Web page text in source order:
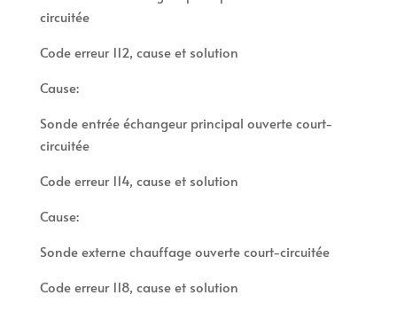
circuitée
Code erreur 112, cause et solution
Cause:
Sonde entrée échangeur principal ouverte court-
circuitée
Code erreur 114, cause et solution
Cause:
Sonde externe chauffage ouverte court-circuitée
Code erreur 118, cause et solution